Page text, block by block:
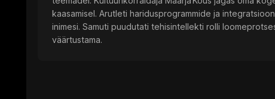
kaasamisel. Arutleti haridusprogrammide ja
inimesi. Samuti puudutati tehisintellekti rolli
väärtustama.